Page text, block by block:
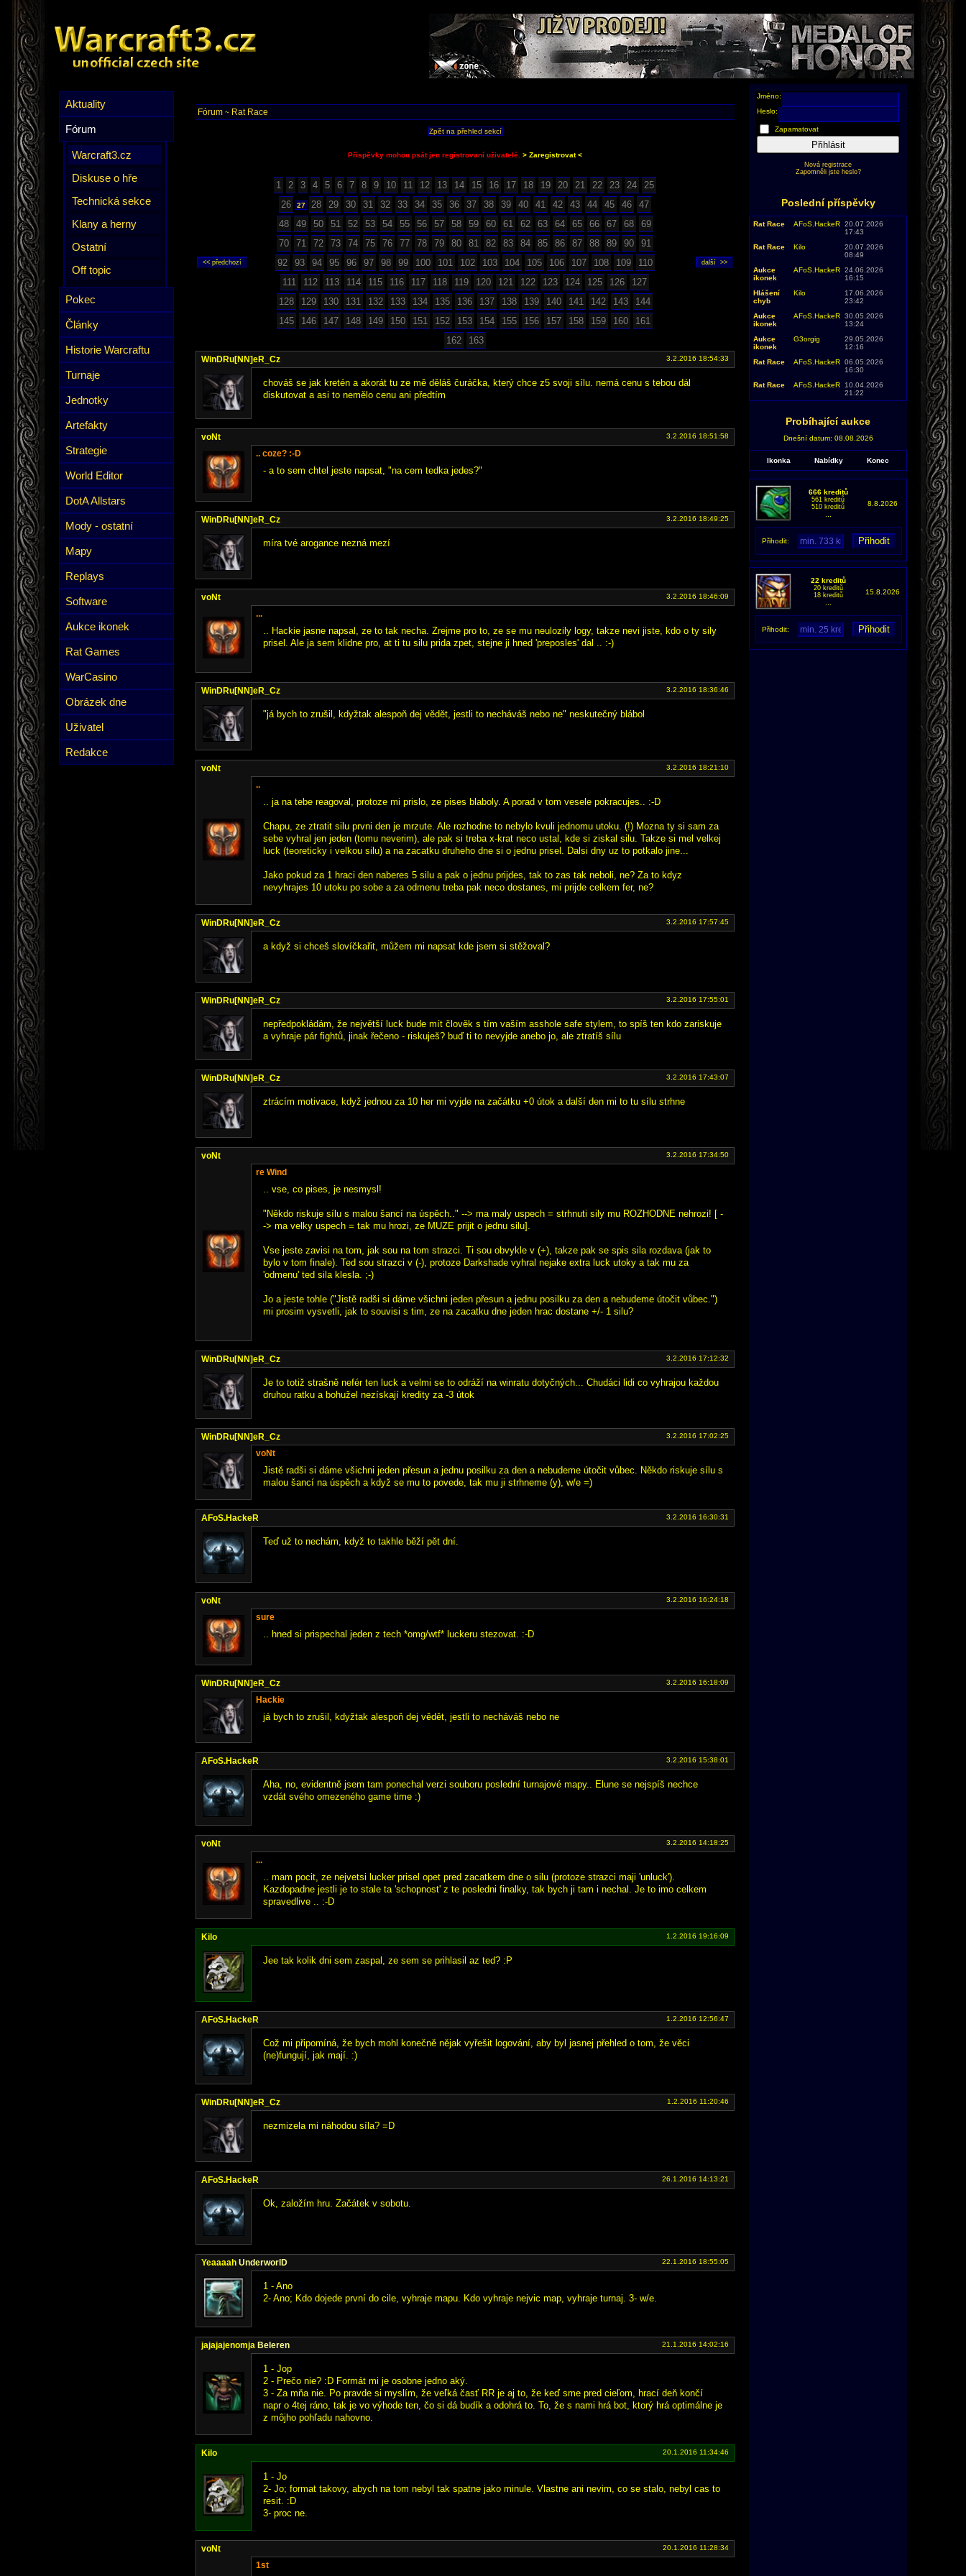
Aktuality
Fórum
Warcraft3.cz
Diskuse o hře
Technická sekce
Klany a herny
Ostatní
Off topic
Pokec
Články
Historie Warcraftu
Turnaje
Jednotky
Artefakty
Strategie
World Editor
DotA Allstars
Mody - ostatní
Mapy
Replays
Software
Aukce ikonek
Rat Games
WarCasino
Obrázek dne
Uživatel
Redakce
Fórum ~ Rat Race
Zpět na přehled sekcí
Příspěvky mohou psát jen registrovaní uživatelé. > Zaregistrovat <
1 2 3 4 5 6 7 8 9 10 11 12 13 14 15 16 17 18 19 20 21 22 23 24
25
26
27 28 29 30 31 32 33 34 35 36 37 38 39 40 41 42 43 44 45 46
47
48
49 50 51 52 53 54 55 56 57 58 59 60 61 62 63 64 65 66 67 68
69
70
71 72 73 74 75 76 77 78 79 80 81 82 83 84 85 86 87 88 89 90
91
92
93 94 95 96 97 98 99 100 101 102 103 104 105 106 107 108 109
110
111
112 113 114 115 116 117 118 119 120 121 122 123 124 125 126
127
128
129 130 131 132 133 134 135 136 137 138 139 140 141 142 143
144
145
146 147 148 149 150 151 152 153 154 155 156 157 158 159 160
161
162
163
WinDRu[NN]eR_Cz 3.2.2016 18:54:33
chováš se jak kretén a akorát tu ze mě děláš čuráčka, který chce z5 svoji sílu. nemá cenu s tebou dál
diskutovat a asi to nemělo cenu ani předtím
voNt 3.2.2016 18:51:58
.. coze? :-D
- a to sem chtel jeste napsat, "na cem tedka jedes?"
WinDRu[NN]eR_Cz 3.2.2016 18:49:25
míra tvé arogance nezná mezí
voNt 3.2.2016 18:46:09
...
.. Hackie jasne napsal, ze to tak necha. Zrejme pro to, ze se mu neulozily logy, takze nevi jiste, kdo o ty sily
prisel. Ale ja sem klidne pro, at ti tu silu prida zpet, stejne ji hned 'preposles' dal .. :-)
WinDRu[NN]eR_Cz 3.2.2016 18:36:46
"já bych to zrušil, kdyžtak alespoň dej vědět, jestli to necháváš nebo ne" neskutečný blábol
voNt 3.2.2016 18:21:10
..
.. ja na tebe reagoval, protoze mi prislo, ze pises blaboly. A porad v tom vesele pokracujes.. :-D
Chapu, ze ztratit silu prvni den je mrzute. Ale rozhodne to nebylo kvuli jednomu utoku. (!) Mozna ty si sam za
sebe vyhral jen jeden (tomu neverim), ale pak si treba x-krat neco ustal, kde si ziskal silu. Takze si mel velkej
luck (teoreticky i velkou silu) a na zacatku druheho dne si o jednu prisel. Dalsi dny uz to potkalo jine...
Jako pokud za 1 hraci den naberes 5 silu a pak o jednu prijdes, tak to zas tak neboli, ne? Za to kdyz
nevyhrajes 10 utoku po sobe a za odmenu treba pak neco dostanes, mi prijde celkem fer, ne?
WinDRu[NN]eR_Cz 3.2.2016 17:57:45
a když si chceš slovíčkařit, můžem mi napsat kde jsem si stěžoval?
WinDRu[NN]eR_Cz 3.2.2016 17:55:01
nepředpokládám, že největší luck bude mít člověk s tím vaším asshole safe stylem, to spíš ten kdo zariskuje
a vyhraje pár fightů, jinak řečeno - riskuješ? buď ti to nevyjde anebo jo, ale ztratíš sílu
WinDRu[NN]eR_Cz 3.2.2016 17:43:07
ztrácím motivace, když jednou za 10 her mi vyjde na začátku +0 útok a další den mi to tu sílu strhne
voNt 3.2.2016 17:34:50
re Wind
.. vse, co pises, je nesmysl!
"Někdo riskuje sílu s malou šancí na úspěch.." --> ma maly uspech = strhnuti sily mu ROZHODNE nehrozi! [ -
-> ma velky uspech = tak mu hrozi, ze MUZE prijit o jednu silu].
Vse jeste zavisi na tom, jak sou na tom strazci. Ti sou obvykle v (+), takze pak se spis sila rozdava (jak to
bylo v tom finale). Ted sou strazci v (-), protoze Darkshade vyhral nejake extra luck utoky a tak mu za
'odmenu' ted sila klesla. ;-)
Jo a jeste tohle ("Jistě radši si dáme všichni jeden přesun a jednu posilku za den a nebudeme útočit vůbec.")
mi prosim vysvetli, jak to souvisi s tim, ze na zacatku dne jeden hrac dostane +/- 1 silu?
WinDRu[NN]eR_Cz 3.2.2016 17:12:32
Je to totiž strašně nefér ten luck a velmi se to odráží na winratu dotyčných... Chudáci lidi co vyhrajou každou
druhou ratku a bohužel nezískají kredity za -3 útok
WinDRu[NN]eR_Cz 3.2.2016 17:02:25
voNt
Jistě radši si dáme všichni jeden přesun a jednu posilku za den a nebudeme útočit vůbec. Někdo riskuje sílu s
malou šancí na úspěch a když se mu to povede, tak mu ji strhneme (y), w/e =)
AFoS.HackeR 3.2.2016 16:30:31
Teď už to nechám, když to takhle běží pět dní.
voNt 3.2.2016 16:24:18
sure
.. hned si prispechal jeden z tech *omg/wtf* luckeru stezovat. :-D
WinDRu[NN]eR_Cz 3.2.2016 16:18:09
Hackie
já bych to zrušil, kdyžtak alespoň dej vědět, jestli to necháváš nebo ne
AFoS.HackeR 3.2.2016 15:38:01
Aha, no, evidentně jsem tam ponechal verzi souboru poslední turnajové mapy.. Elune se nejspíš nechce
vzdát svého omezeného game time :)
voNt 3.2.2016 14:18:25
...
.. mam pocit, ze nejvetsi lucker prisel opet pred zacatkem dne o silu (protoze strazci maji 'unluck').
Kazdopadne jestli je to stale ta 'schopnost' z te posledni finalky, tak bych ji tam i nechal. Je to imo celkem
spravedlive .. :-D
Kilo 1.2.2016 19:16:09
Jee tak kolik dni sem zaspal, ze sem se prihlasil az ted? :P
AFoS.HackeR 1.2.2016 12:56:47
Což mi připomíná, že bych mohl konečně nějak vyřešit logování, aby byl jasnej přehled o tom, že věci
(ne)fungují, jak mají. :)
WinDRu[NN]eR_Cz 1.2.2016 11:20:46
nezmizela mi náhodou síla? =D
AFoS.HackeR 26.1.2016 14:13:21
Ok, založím hru. Začátek v sobotu.
Yeaaaah UnderworlD 22.1.2016 18:55:05
1 - Ano
2- Ano; Kdo dojede první do cile, vyhraje mapu. Kdo vyhraje nejvic map, vyhraje turnaj. 3- w/e.
jajajajenomja Beleren 21.1.2016 14:02:16
1 - Jop
2 - Prečo nie? :D Formát mi je osobne jedno aký.
3 - Za mňa nie. Po pravde si myslím, že veľká časť RR je aj to, že keď sme pred cieľom, hrací deň končí
napr o 4tej ráno, tak je vo výhode ten, čo si dá budík a odohrá to. To, že s nami hrá bot, ktorý hrá optimálne je
z môjho pohľadu nahovno.
Kilo 20.1.2016 11:34:46
1 - Jo
2- Jo; format takovy, abych na tom nebyl tak spatne jako minule. Vlastne ani nevim, co se stalo, nebyl cas to
resit. :D
3- proc ne.
voNt 20.1.2016 11:28:34
1st
Jméno:
Heslo:
Zapamatovat
Přihlásit
Nová registrace
Zapomněli jste heslo?
Poslední příspěvky
Rat Race AFoS.HackeR 20.07.2026
17:43
Rat Race
Kilo
20.07.2026
08:49
Aukce
ikonek
AFoS.HackeR 24.06.2026
16:15
Hlášení
chyb
Kilo
17.06.2026
23:42
Aukce
ikonek
AFoS.HackeR 30.05.2026
13:24
Aukce
ikonek
G3orgig
29.05.2026
12:16
Rat Race
AFoS.HackeR 06.05.2026
16:30
Rat Race
AFoS.HackeR
10.04.2026
21:22
Probíhající aukce
Dnešní datum: 08.08.2026
Ikonka Nabídky Konec
666 kreditů
561 kreditů
510 kreditů
8.8.2026
Přihodit:
22 kreditů
20 kreditů
18 kreditů
15.8.2026
Přihodit: